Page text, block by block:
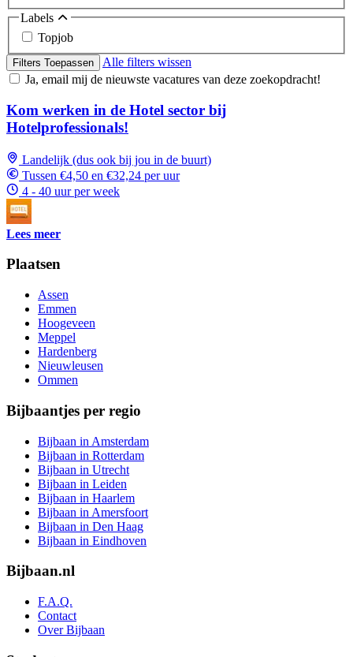
Labels
Topjob
Filters Toepassen
Alle filters wissen
Ja, email mij de nieuwste vacatures van deze zoekopdracht!
Kom werken in de Hotel sector bij
Hotelprofessionals!
Landelijk (dus ook bij jou in de buurt)
Tussen €4,50 en €32,24 per uur
4 - 40 uur per week
Lees meer
Plaatsen
Assen
Emmen
Hoogeveen
Meppel
Hardenberg
Nieuwleusen
Ommen
Bijbaantjes per regio
Bijbaan in Amsterdam
Bijbaan in Rotterdam
Bijbaan in Utrecht
Bijbaan in Leiden
Bijbaan in Haarlem
Bijbaan in Amersfoort
Bijbaan in Den Haag
Bijbaan in Eindhoven
Bijbaan.nl
F.A.Q.
Contact
Over Bijbaan